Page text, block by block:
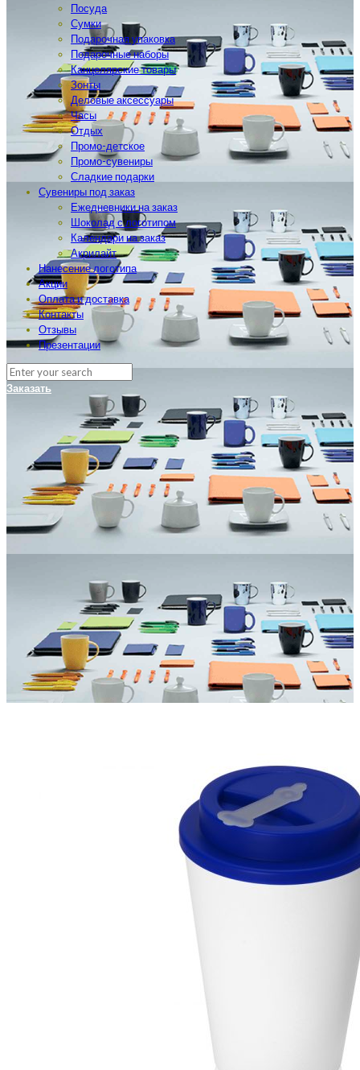
Посуда
Сумки
Подарочная упаковка
Подарочные наборы
Канцелярские товары
Зонты
Деловые аксессуары
Часы
Отдых
Промо-детское
Промо-сувениры
Сладкие подарки
Сувениры под заказ
Ежедневники на заказ
Шоколад с логотипом
Календари на заказ
Акрилайт
Нанесение логотипа
Акции
Оплата и доставка
Контакты
Отзывы
Презентации
Заказать